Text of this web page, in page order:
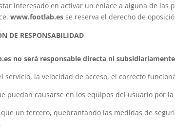
interesado en activar un enlace a alguna de las
www.footlab.es se reserva el derecho de
DE RESPONSABILIDAD
no será responsable directa ni
servicio, la velocidad de acceso, el correcto
puedan causarse en los equipos del usuario por
que un tercero, quebrantando las medidas de